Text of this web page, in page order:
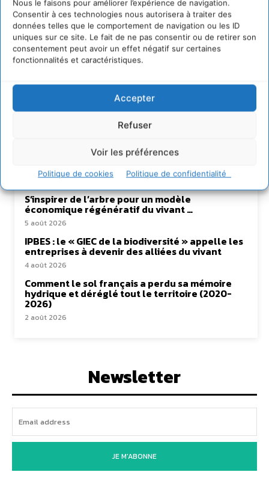
Nous le faisons pour améliorer l’expérience de navigation.
Consentir à ces technologies nous autorisera à traiter des
données telles que le comportement de navigation ou les ID
uniques sur ce site. Le fait de ne pas consentir ou de retirer son
consentement peut avoir un effet négatif sur certaines
fonctionnalités et caractéristiques.
Accepter
Refuser
Voir les préférences
Politique de cookies Politique de confidentialité
Soutenir un pastoralisme durable en faveur de
socio-écosystèmes résilients
6 août 2026
S’inspirer de l’arbre pour un modèle
économique régénératif du vivant …
5 août 2026
IPBES : le « GIEC de la biodiversité » appelle les
entreprises à devenir des alliées du vivant
4 août 2026
Comment le sol français a perdu sa mémoire
hydrique et déréglé tout le territoire (2020-
2026)
2 août 2026
Newsletter
JE M'ABONNE